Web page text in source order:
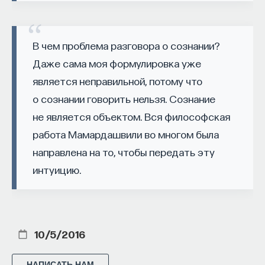
В чем проблема разговора о сознании?
Даже сама моя формулировка уже
является неправильной, потому что
о сознании говорить нельзя. Сознание
не является объектом. Вся философская
работа Мамардашвили во многом была
направлена на то, чтобы передать эту
интуицию.
10/5/2016
НАД МАТЕРИАЛОМ РАБОТАЛИ
ПостНаука
команда ПостНауки
НАУКА
237 публикаций
по улицам Рима среди восторженной толпы.
Александр хладнокровно зарезал сотни тысяч
местных жителей во время своих походов,
а в Афганистане и Индии он порой уничтожал
целые племена и устраивал настоящие геноциды.
Если бы Александр жил сегодня, его бы отправили
под трибунал за военные преступления,
но в Античности его военные победы,
стратегический гений и высокое число убитых
среди врагов привлекали римлян.